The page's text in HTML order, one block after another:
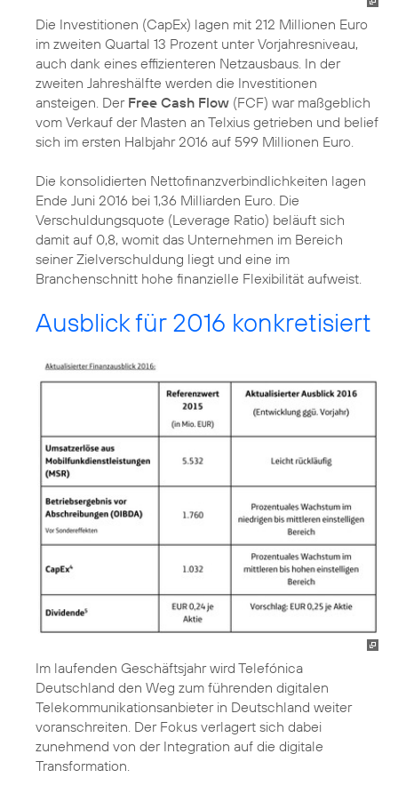
Die Investitionen (CapEx) lagen mit 212 Millionen Euro
im zweiten Quartal 13 Prozent unter Vorjahresniveau,
auch dank eines effizienteren Netzausbaus. In der
zweiten Jahreshälfte werden die Investitionen
ansteigen. Der Free Cash Flow (FCF) war maßgeblich
vom Verkauf der Masten an Telxius getrieben und belief
sich im ersten Halbjahr 2016 auf 599 Millionen Euro.
Die konsolidierten Nettofinanzverbindlichkeiten lagen
Ende Juni 2016 bei 1,36 Milliarden Euro. Die
Verschuldungsquote (Leverage Ratio) beläuft sich
damit auf 0,8, womit das Unternehmen im Bereich
seiner Zielverschuldung liegt und eine im
Branchenschnitt hohe finanzielle Flexibilität aufweist.
Ausblick für 2016 konkretisiert
Im laufenden Geschäftsjahr wird Telefónica
Deutschland den Weg zum führenden digitalen
Telekommunikationsanbieter in Deutschland weiter
voranschreiten. Der Fokus verlagert sich dabei
zunehmend von der Integration auf die digitale
Transformation.